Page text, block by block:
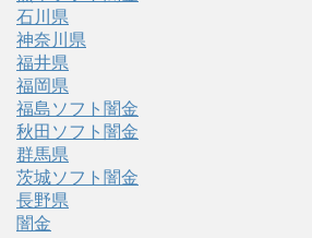
石川県
神奈川県
福井県
福岡県
福島ソフト闇金
秋田ソフト闇金
群馬県
茨城ソフト闇金
長野県
闇金